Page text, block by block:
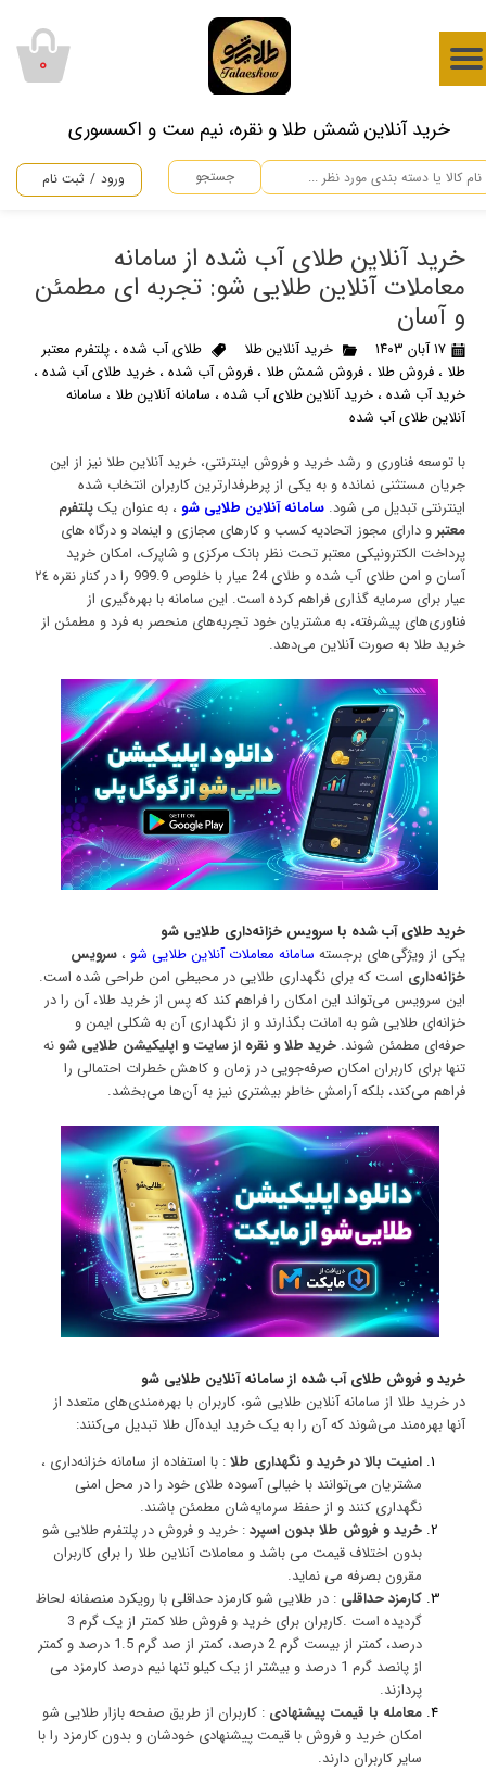
​خرید آنلاین شمش طلا و نقره، نیم ست و اکسسوری
جستجو ورود / ثبت نام
حساب کاربری من
سفارشات
۰
خرید آنلاین طلای آب شده از سامانه
معاملات آنلاین طلایی شو: تجربه‌ ای مطمئن
و آسان
۱۷ آبان ۱۴۰۳ خرید آنلاین طلا طلای آب شده، پلتفرم معتبر
طلا ، فروش طلا ، فروش شمش طلا ، فروش آب شده، خرید طلای آب شده،
خرید آب شده، خرید آنلاین طلای آب شده، سامانه آنلاین طلا ، سامانه
آنلاین طلای آب شده
با توسعه فناوری و رشد خرید و فروش اینترنتی، خرید آنلاین طلا نیز از این
جریان مستثنی نمانده و به یکی از پرطرفدارترین کاربران انتخاب شده
اینترنتی تبدیل می شود. سامانه آنلاین طلایی شو ، به عنوان یکپلتفرم
معتبرو دارای مجوز اتحادیه کسب و کارهای مجازی و اینماد و درگاه های
پرداخت الکترونیکی معتبر تحت نظر بانک مرکزی و شاپرک، امکان خرید
آسان و امن طلای آب شده و طلای 24 عیار با خلوص 999.9 را در کنار نقره ٢٤
عیار برای سرمایه گذاری فراهم کرده است. این سامانه با بهره‌گیری از
فناوری‌های پیشرفته، به مشتریان خود تجربه‌های منحصر به فرد و مطمئن از
خرید طلا به صورت آنلاین می‌دهد.
خرید طلای آب شده با سرویس خزانه‌داری طلایی شو
یکی از ویژگی‌های برجسته سامانه معاملات آنلاین طلایی شو ، سرویس
خزانه‌داری است که برای نگهداری طلایی در محیطی امن طراحی شده است.
این سرویس می‌تواند این امکان را فراهم کند که پس از خرید طلا، آن را در
خزانه‌ای طلایی شو به امانت بگذارند و از نگهداری آن به شکلی ایمن و
حرفه‌ای مطمئن شوند. خرید طلا و نقره از سایت و اپلیکیشن طلایی شو نه
تنها برای کاربران امکان صرفه‌جویی در زمان و کاهش خطرات احتمالی را
فراهم می‌کند، بلکه آرامش خاطر بیشتری نیز به آن‌ها می‌بخشد.
خرید و فروش طلای آب شده از سامانه آنلاین طلایی شو
در خرید طلا از سامانه آنلاین طلایی شو، کاربران با بهره‌مندی‌های متعدد از
آنها بهره‌مند می‌شوند که آن را به یک خرید ایده‌آل طلا تبدیل می‌کنند:
امنیت بالا در خرید و نگهداری طلا: با استفاده از سامانه خزانه‌داری ،
مشتریان می‌توانند با خیالی آسوده طلای خود را در محل امنی
نگهداری کنند و از حفظ سرمایه‌شان مطمئن باشند.
خرید و فروش طلا بدون اسپرد: خرید و فروش در پلتفرم طلایی شو
بدون اختلاف قیمت می باشد و معاملات آنلاین طلا را برای کاربران
مقرون بصرفه می نماید.
کارمزد حداقلی : در طلایی شو کارمزد حداقلی با رویکرد منصفانه لحاظ
گردیده است .کاربران برای خرید و فروش طلا کمتر از یک گرم 3
درصد، کمتر از بیست گرم 2 درصد، کمتر از صد گرم 1.5 درصد و کمتر
از پانصد گرم 1 درصد و بیشتر از یک کیلو تنها نیم درصد کارمزد می
پردازند.
معامله با قیمت پیشنهادی : کاربران از طریق صفحه بازار طلایی شو
امکان خرید و فروش با قیمت پیشنهادی خودشان و بدون کارمزد را با
سایر کاربران دارند.